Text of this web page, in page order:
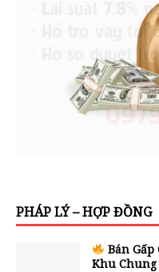
PHÁP LÝ – HỢP ĐỒNG
Bán Gấp
Khu Chung